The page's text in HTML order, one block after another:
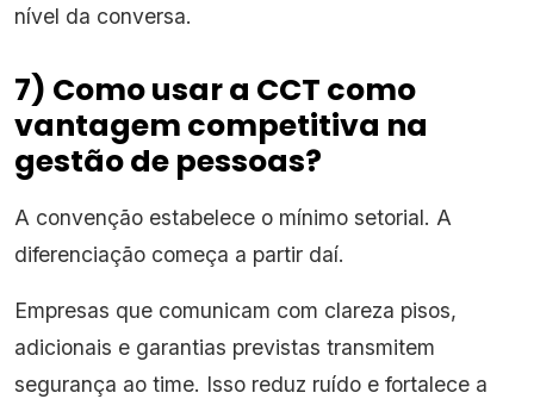
nível da conversa.
7) Como usar a CCT como
vantagem competitiva na
gestão de pessoas?
A convenção estabelece o mínimo setorial. A
diferenciação começa a partir daí.
Empresas que comunicam com clareza pisos,
adicionais e garantias previstas transmitem
segurança ao time. Isso reduz ruído e fortalece a